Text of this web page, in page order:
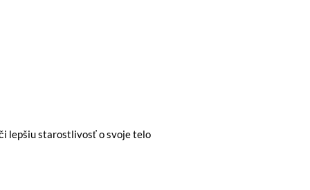
lepšiu starostlivosť o svoje telo